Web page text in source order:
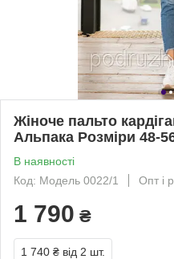
Жіноче пальто
Альпака Розміри 48-
В наявності
Код: Модель 0022/1
Опт і
1 790 ₴
1 740 ₴ від 2 шт.